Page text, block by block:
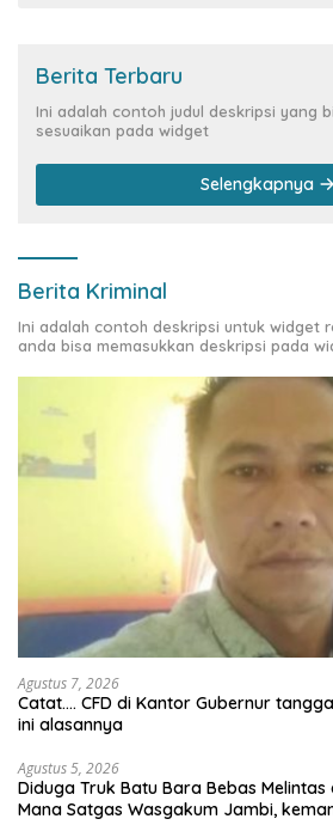
Berita Terbaru
Ini adalah contoh judul deskripsi yang
sesuaikan pada widget
Selengkapnya
Berita Kriminal
Ini adalah contoh deskripsi untuk widget
anda bisa memasukkan deskripsi pada
Agustus 7, 2026
Catat…. CFD di Kantor Gubernur
ini alasannya
Agustus 5, 2026
Diduga Truk Batu Bara Bebas Melintas
Mana Satgas Wasgakum Jambi,